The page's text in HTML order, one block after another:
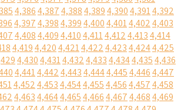
4,3864,3874,3884,3894,3904,3914,392
4,3974,3984,3994,4004,4014,4024,403
4,4084,4094,4104,4114,4124,4134,414
4,4194,4204,4214,4224,4234,4244,425
4,4304,4314,4324,4334,4344,4354,436
4,4414,4424,4434,4444,4454,4464,447
4,4524,4534,4544,4554,4564,4574,458
4,4634,4644,4654,4664,4674,4684,469